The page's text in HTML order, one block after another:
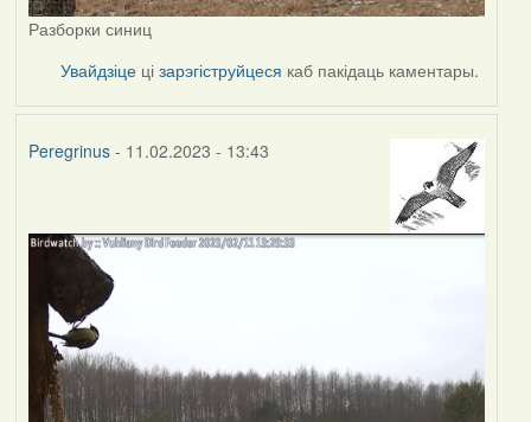
Разборки синиц
Увайдзіце цізарэгіструйцеся каб пакідаць каментары.
Peregrinus- 11.02.2023 - 13:43